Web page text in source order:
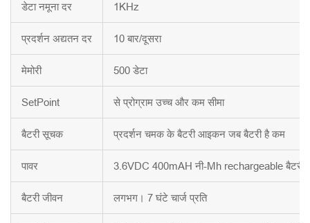
डेटा नमूना दर 1KHz
प्रदर्शन अद्यतन दर 10 बार/दूसरा
मेमोरी 500 डेटा
SetPoint से प्रोग्राम उच्च और कम सीमा
बैटरी सूचक प्रदर्शन चमक के बैटरी आइकन जब बैटरी है कम
पावर 3.6VDC 400mAH नी-Mh rechargeable बैटरी
बैटरी जीवन लगभग। 7 घंटे चार्ज प्रति